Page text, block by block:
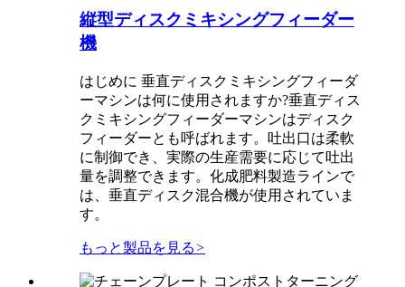
縦型ディスクミキシングフィーダー
機
はじめに 垂直ディスクミキシングフィーダ
ーマシンは何に使用されますか?垂直ディス
クミキシングフィーダーマシンはディスク
フィーダーとも呼ばれます。吐出口は柔軟
に制御でき、実際の生産需要に応じて吐出
量を調整できます。化成肥料製造ラインで
は、垂直ディスク混合機が使用されていま
す。
もっと製品を見る>